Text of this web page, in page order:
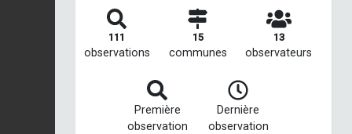
111
observations
15
communes
13
observateurs
Première
observation
Dernière
observation